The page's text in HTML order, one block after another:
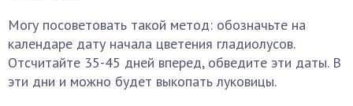
Могу посоветовать такой метод: обозначьте на
календаре дату начала цветения гладиолусов.
Отсчитайте 35-45 дней вперед, обведите эти даты. В
эти дни и можно будет выкопать луковицы.